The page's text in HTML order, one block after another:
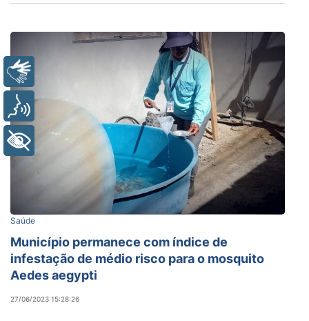
Saúde
Município permanece com índice de
infestação de médio risco para o mosquito
Aedes aegypti
27/06/2023 15:28:26
+ Acessibilidade